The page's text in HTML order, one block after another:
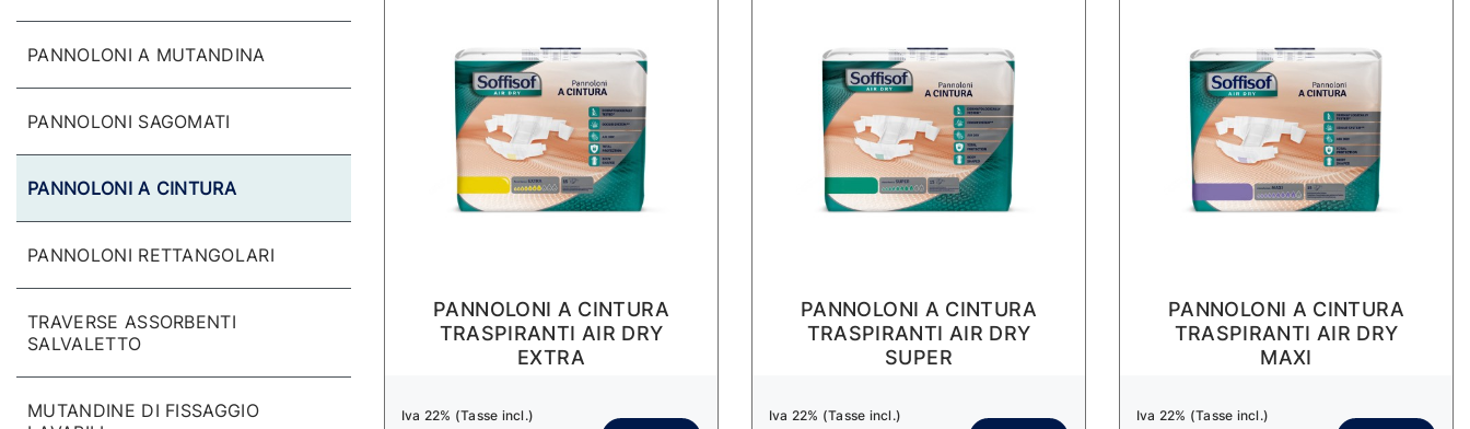
PANNOLONI A MUTANDINA
PANNOLONI SAGOMATI
PANNOLONI A CINTURA
PANNOLONI RETTANGOLARI
TRAVERSE ASSORBENTI
SALVALETTO
MUTANDINE DI FISSAGGIO
PANNOLONI A CINTURA
TRASPIRANTI AIR DRY
EXTRA
Iva 22% (Tasse incl.)
PANNOLONI A CINTURA
TRASPIRANTI AIR DRY
SUPER
Iva 22% (Tasse incl.)
PANNOLONI A CINTURA
TRASPIRANTI AIR DRY
MAXI
Iva 22% (Tasse incl.)